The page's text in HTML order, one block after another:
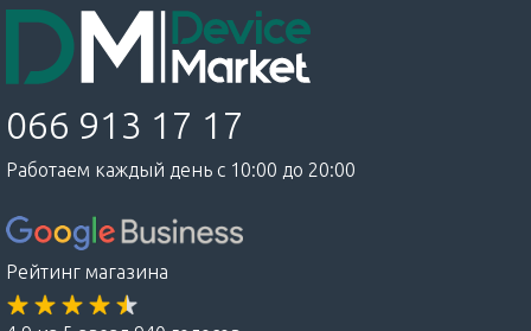
066 913 17 17
Работаем каждый день с 10:00 до 20:00
Рейтинг магазина